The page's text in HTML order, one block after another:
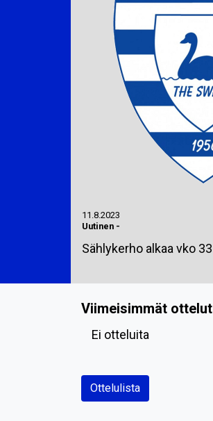
11.8.2023
Uutinen -
Sählykerho alkaa vko 33
Viimeisimmät ottelut
Ei otteluita
Ottelulista